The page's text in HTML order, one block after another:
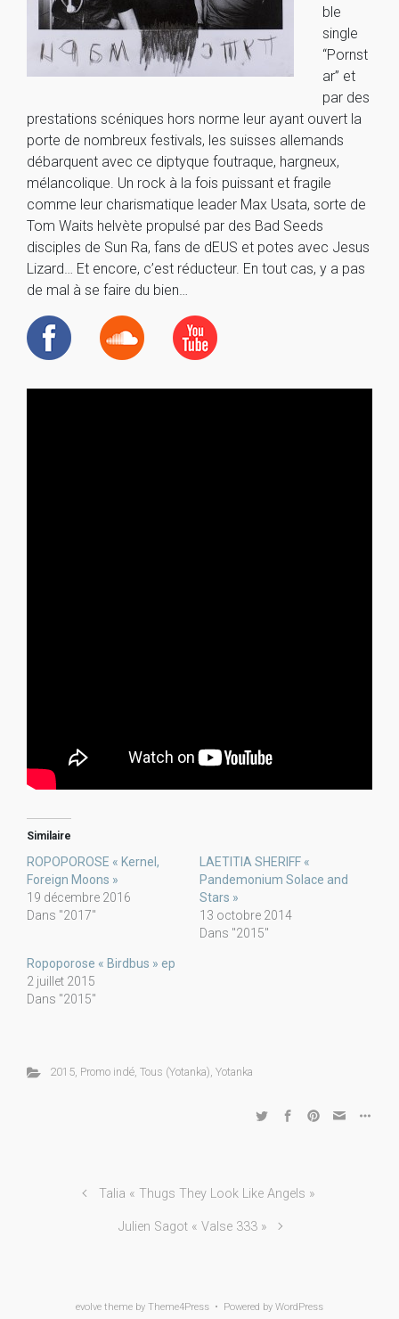
ble
single
“Pornst
ar” et
par des
prestations scéniques hors norme leur ayant ouvert la
porte de nombreux festivals, les suisses allemands
débarquent avec ce diptyque foutraque, hargneux,
mélancolique. Un rock à la fois puissant et fragile
comme leur charismatique leader Max Usata, sorte de
Tom Waits helvète propulsé par des Bad Seeds
disciples de Sun Ra, fans de dEUS et potes avec Jesus
Lizard… Et encore, c’est réducteur. En tout cas, y a pas
de mal à se faire du bien…
Similaire
ROPOPOROSE « Kernel,
Foreign Moons »
19 décembre 2016
Dans "2017"
LAETITIA SHERIFF «
Pandemonium Solace and
Stars »
13 octobre 2014
Dans "2015"
Ropoporose « Birdbus » ep
2 juillet 2015
Dans "2015"
2015, Promo indé, Tous (Yotanka), Yotanka
Talia « Thugs They Look Like Angels »
Julien Sagot « Valse 333 »
evolve theme by Theme4Press • Powered by WordPress